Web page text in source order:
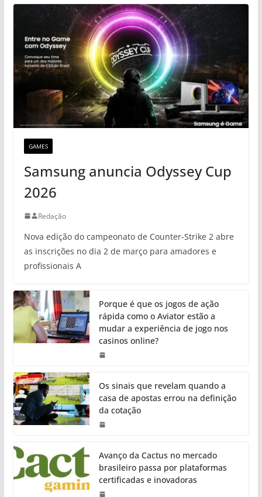
GAMES
Samsung anuncia Odyssey Cup
2026
Redação
Nova edição do campeonato de Counter-Strike 2 abre
as inscrições no dia 2 de março para amadores e
profissionais A
Porque é que os jogos de ação
rápida como o Aviator estão a
mudar a experiência de jogo nos
casinos online?
Os sinais que revelam quando a
casa de apostas errou na definição
da cotação
Avanço da Cactus no mercado
brasileiro passa por plataformas
certificadas e inovadoras